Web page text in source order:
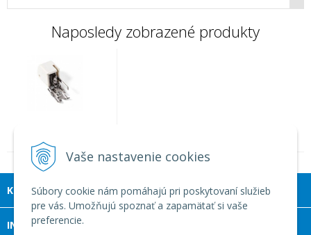
Vaše nastavenie cookies
Súbory cookie nám pomáhajú pri poskytovaní služieb
pre vás. Umožňujú spoznať a zapamätať si vaše
preferencie.
Naposledy zobrazené produkty
Pätka kráčajúca - široká
15036
KONTAKT
INFOLINKA